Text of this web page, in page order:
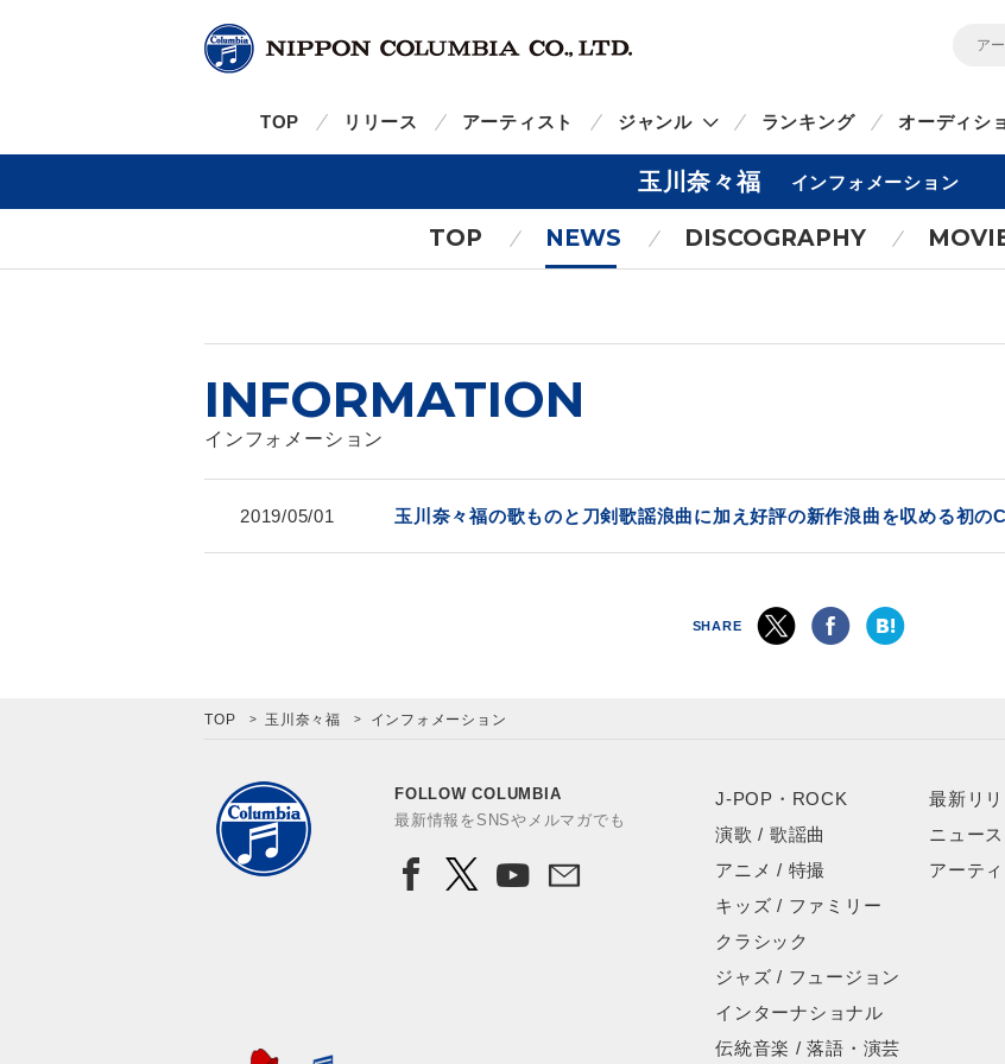
TOP リリース アーティスト ジャンル ランキング オーディシ
玉川奈々福 インフォメーション
TOP NEWS DISCOGRAPHY
INFORMATION
インフォメーション
2019/05/01 玉川奈々福の歌ものと刀剣歌謡浪曲に加え好評の新作浪曲を収める初の
SHARE
TOP 玉川奈々福 インフォメーション
FOLLOW COLUMBIA
最新情報をSNSやメルマガでも
J-POP・ROCK
演歌 / 歌謡曲
アニメ / 特撮
キッズ / ファミリー
クラシック
ジャズ / フュージョン
インターナショナル
伝統音楽 / 落語・演芸
最新リ
ニュース
アーテ